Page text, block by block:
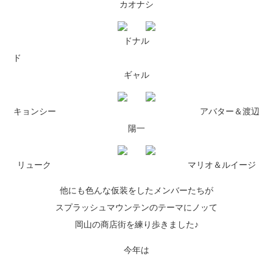
カオナシ
ドナル
ド
ギャル
キョンシー アバター＆渡辺
陽一
リューク マリオ＆ルイージ
他にも色んな仮装をしたメンバーたちが
スプラッシュマウンテンのテーマにノッて
岡山の商店街を練り歩きました♪
今年は